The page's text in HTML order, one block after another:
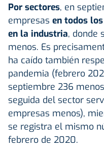
Por sectores, en
empresas en todos
en la industria, donde
menos. Es
ha caído también
pandemia (febrero
septiembre 236
seguida del sector
empresas menos),
se registra el mismo
febrero de 2020.